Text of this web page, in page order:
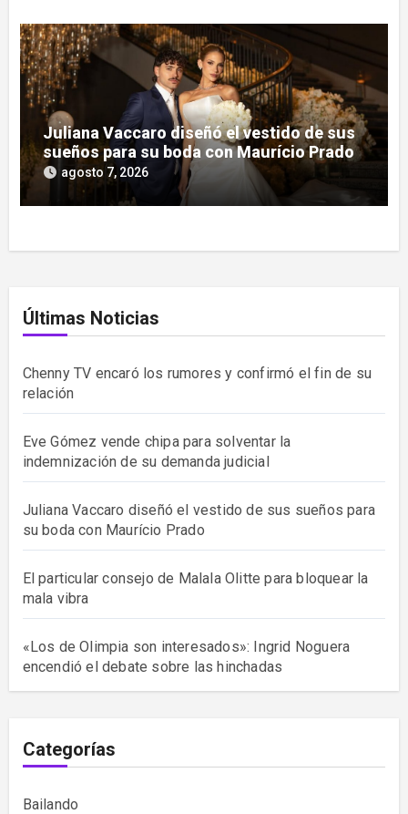
Juliana Vaccaro diseñó el vestido de sus
sueños para su boda con Maurício Prado
agosto 7, 2026
Últimas Noticias
Chenny TV encaró los rumores y confirmó el fin de su
relación
Eve Gómez vende chipa para solventar la
indemnización de su demanda judicial
Juliana Vaccaro diseñó el vestido de sus sueños para
su boda con Maurício Prado
El particular consejo de Malala Olitte para bloquear la
mala vibra
«Los de Olimpia son interesados»: Ingrid Noguera
encendió el debate sobre las hinchadas
Categorías
Bailando